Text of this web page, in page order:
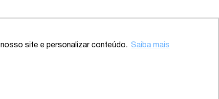
site e personalizar conteúdo. Saiba mais